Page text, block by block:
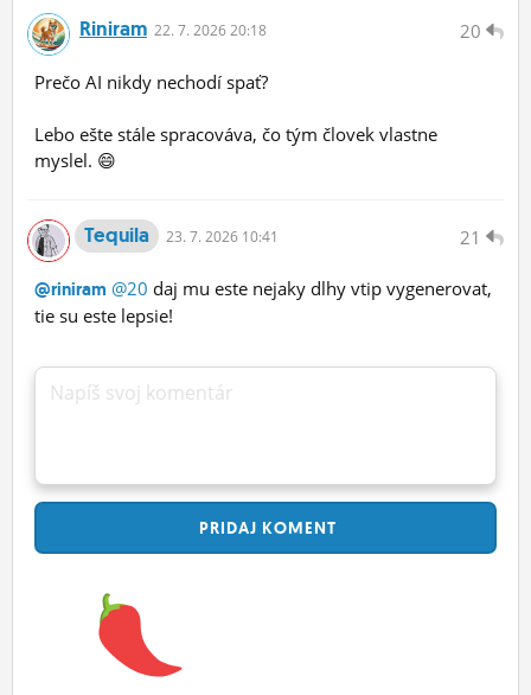
20
Riniram 22. 7. 2026 20:18
Prečo AI nikdy nechodí spať?
Lebo ešte stále spracováva, čo tým človek vlastne
myslel. 😄
21
Tequila 23. 7. 2026 10:41
@riniram @20 daj mu este nejaky dlhy vtip vygenerovat,
tie su este lepsie!
Napíš svoj komentár
PRIDAJ KOMENT